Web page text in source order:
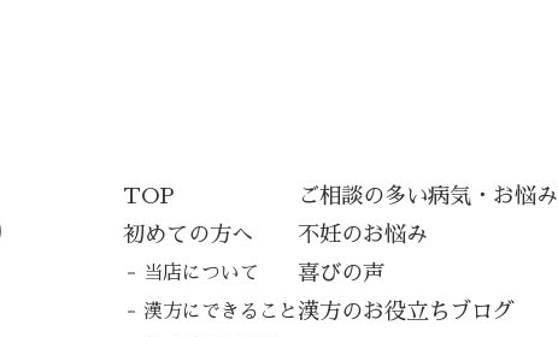
TOP
初めての方へ
当店について
漢方にできること
ご相談の多い病気・お悩み
不妊のお悩み
喜びの声
漢方のお役立ちブログ